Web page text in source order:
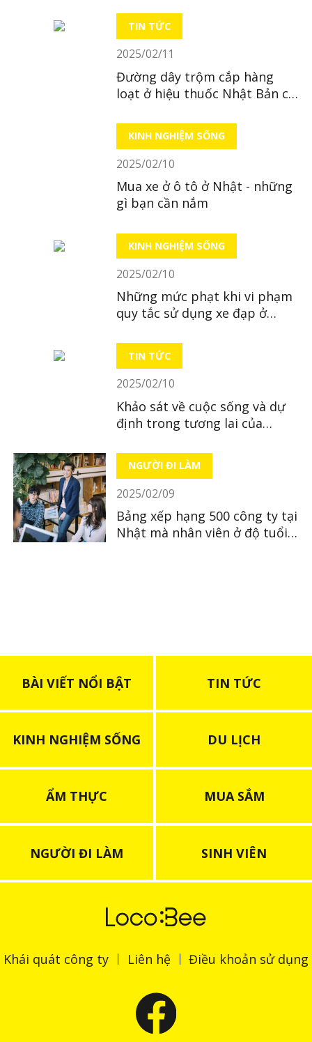
TIN TỨC
2025/02/11
Đường dây trộm cắp hàng
loạt ở hiệu thuốc Nhật Bản có
KINH NGHIỆM SỐNG
2025/02/10
Mua xe ở ô tô ở Nhật - những
gì bạn cần nắm
KINH NGHIỆM SỐNG
2025/02/10
Những mức phạt khi vi phạm
quy tắc sử dụng xe đạp ở
TIN TỨC
2025/02/10
Khảo sát về cuộc sống và dự
định trong tương lai của
NGƯỜI ĐI LÀM
2025/02/09
Bảng xếp hạng 500 công ty tại
Nhật mà nhân viên ở độ tuổi
BÀI VIẾT NỔI BẬT TIN TỨC
KINH NGHIỆM SỐNG DU LỊCH
ẨM THỰC MUA SẮM
NGƯỜI ĐI LÀM SINH VIÊN
Khái quát công ty Liên hệ Điều khoản sử dụng